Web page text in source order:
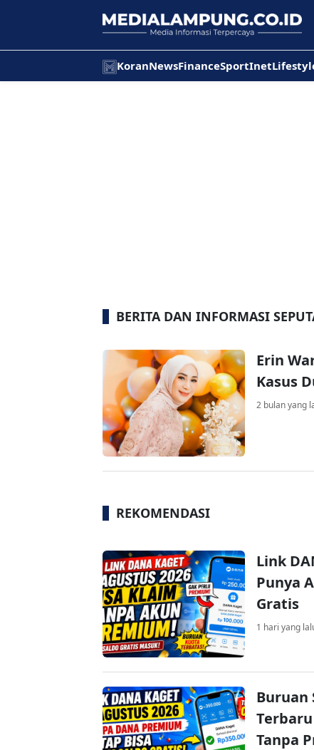
KoranNewsFinanceSportInet
BERITA DAN INFORMASI
Erin
Kasus
2 bulan yang
REKOMENDASI
Link
Punya
Gratis
1 hari yang
Buruan
Tanpa